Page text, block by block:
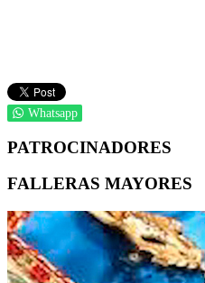
Whatsapp
PATROCINADORES
FALLERAS MAYORES